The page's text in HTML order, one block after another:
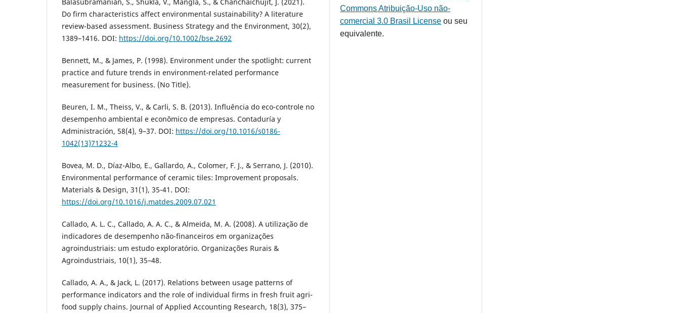
Do firm characteristics affect environmental sustainability? A literature
review-based assessment. Business Strategy and the Environment, 30(2),
1389–1416. DOI: https://doi.org/10.1002/bse.2692
Bennett, M., & James, P. (1998). Environment under the spotlight: current
practice and future trends in environment-related performance
measurement for business. (No Title).
Beuren, I. M., Theiss, V., & Carli, S. B. (2013). Influência do eco-controle no
desempenho ambiental e econômico de empresas. Contaduría y
Administración, 58(4), 9–37. DOI: https://doi.org/10.1016/s0186-
1042(13)71232-4
Bovea, M. D., Díaz-Albo, E., Gallardo, A., Colomer, F. J., & Serrano, J. (2010).
Environmental performance of ceramic tiles: Improvement proposals.
Materials & Design, 31(1), 35-41. DOI:
https://doi.org/10.1016/j.matdes.2009.07.021
Callado, A. L. C., Callado, A. A. C., & Almeida, M. A. (2008). A utilização de
indicadores de desempenho não-financeiros em organizações
agroindustriais: um estudo exploratório. Organizações Rurais &
Agroindustriais, 10(1), 35–48.
Callado, A. A., & Jack, L. (2017). Relations between usage patterns of
performance indicators and the role of individual firms in fresh fruit agri-
food supply chains. Journal of Applied Accounting Research, 18(3), 375–
Commons Atribuição-Uso não-
comercial 3.0 Brasil License ou seu
equivalente.